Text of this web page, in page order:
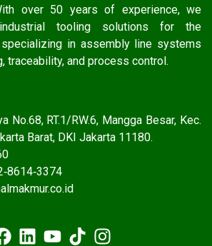
over 50 years of experience, we
tooling solutions for the
in assembly line systems
traceability, and process control.
No.68, RT.1/RW.6, Mangga Besar, Kec.
Barat, DKI Jakarta 11180.